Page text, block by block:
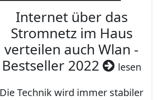
Internet über das
Stromnetz im Haus
verteilen auch Wlan -
Bestseller 2022
lesen
Die Technik wird immer stabiler